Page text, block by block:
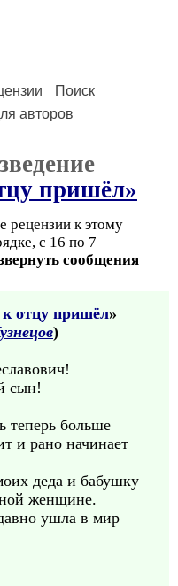
Поиск
авторов
пришёл»
рецензии к этому
с 16 по 7
сообщения
отцу пришёл»
)
сын!
теперь больше
и рано начинает
деда и бабушку
женщине.
ушла в мир